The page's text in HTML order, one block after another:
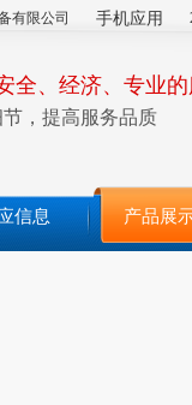
有限公司 手机应用
全、经济、专业
，提高服务品质
信息 产品展